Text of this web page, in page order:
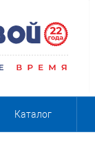
Каталог